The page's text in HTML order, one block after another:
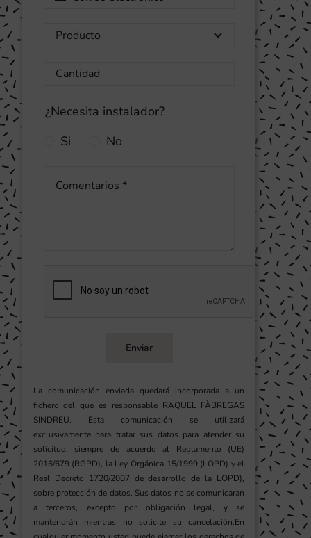
¿Necesita instalador?
Si
No
Enviar
La comunicación enviada quedará incorporada a un
fichero del que es responsable RAQUEL FÀBREGAS
SINDREU. Esta comunicación se utilizará
exclusivamente para tratar sus datos para atender su
solicitud, siempre de acuerdo al Reglamento (UE)
2016/679 (RGPD), la Ley Orgánica 15/1999 (LOPD) y el
Real Decreto 1720/2007 de desarrollo de la LOPD),
sobre protección de datos. Sus datos no se comunicaran
a terceros, excepto por obligación legal, y se
mantendrán mientras no solicite su cancelación.En